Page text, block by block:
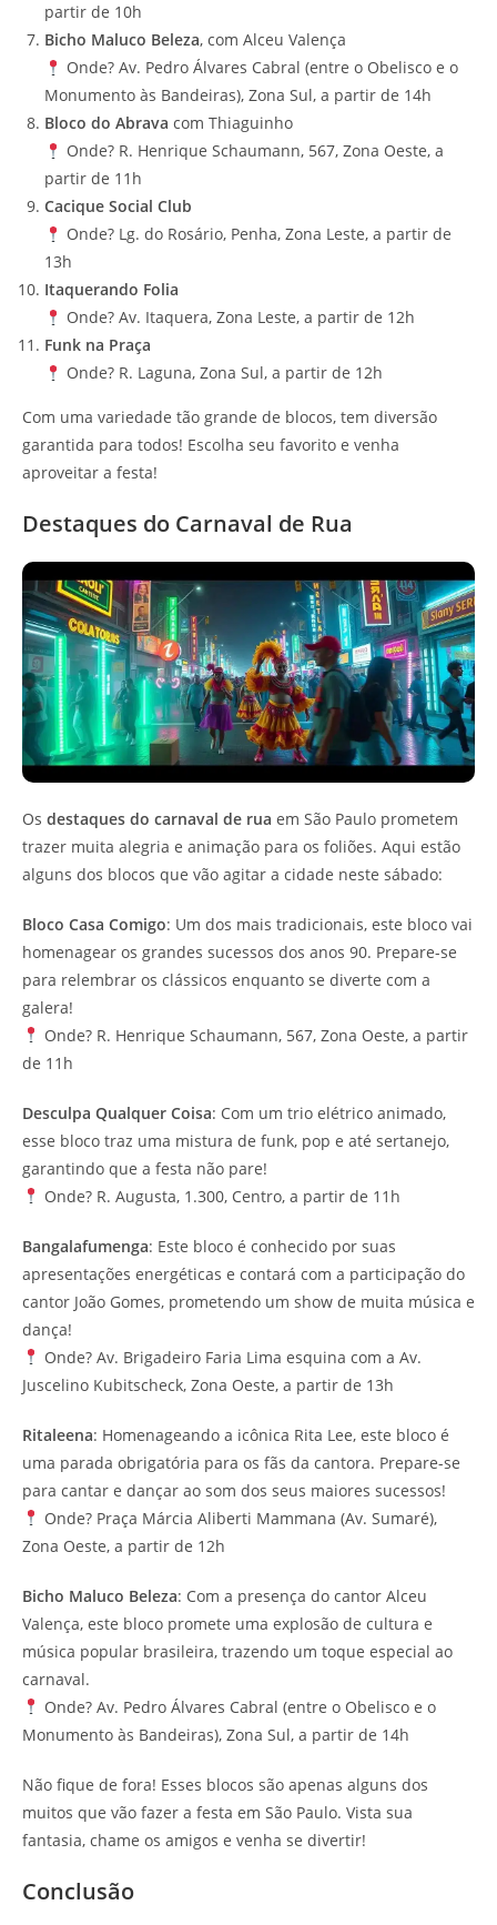
partir de 10h
Bicho Maluco Beleza, com Alceu Valença
Onde? Av. Pedro Álvares Cabral (entre o Obelisco e o
Monumento às Bandeiras), Zona Sul, a partir de 14h
Bloco do Abrava com Thiaguinho
Onde? R. Henrique Schaumann, 567, Zona Oeste, a
partir de 11h
Cacique Social Club
Onde? Lg. do Rosário, Penha, Zona Leste, a partir de
13h
Itaquerando Folia
Onde? Av. Itaquera, Zona Leste, a partir de 12h
Funk na Praça
Onde? R. Laguna, Zona Sul, a partir de 12h
Com uma variedade tão grande de blocos, tem diversão
garantida para todos! Escolha seu favorito e venha
aproveitar a festa!
Destaques do Carnaval de Rua
Os destaques do carnaval de rua em São Paulo prometem
trazer muita alegria e animação para os foliões. Aqui estão
alguns dos blocos que vão agitar a cidade neste sábado:
Bloco Casa Comigo: Um dos mais tradicionais, este bloco vai
homenagear os grandes sucessos dos anos 90. Prepare-se
para relembrar os clássicos enquanto se diverte com a
galera!
Onde? R. Henrique Schaumann, 567, Zona Oeste, a partir
de 11h
Desculpa Qualquer Coisa: Com um trio elétrico animado,
esse bloco traz uma mistura de funk, pop e até sertanejo,
garantindo que a festa não pare!
Onde? R. Augusta, 1.300, Centro, a partir de 11h
Bangalafumenga: Este bloco é conhecido por suas
apresentações energéticas e contará com a participação do
cantor João Gomes, prometendo um show de muita música e
dança!
Onde? Av. Brigadeiro Faria Lima esquina com a Av.
Juscelino Kubitscheck, Zona Oeste, a partir de 13h
Ritaleena: Homenageando a icônica Rita Lee, este bloco é
uma parada obrigatória para os fãs da cantora. Prepare-se
para cantar e dançar ao som dos seus maiores sucessos!
Onde? Praça Márcia Aliberti Mammana (Av. Sumaré),
Zona Oeste, a partir de 12h
Bicho Maluco Beleza: Com a presença do cantor Alceu
Valença, este bloco promete uma explosão de cultura e
música popular brasileira, trazendo um toque especial ao
carnaval.
Onde? Av. Pedro Álvares Cabral (entre o Obelisco e o
Monumento às Bandeiras), Zona Sul, a partir de 14h
Não fique de fora! Esses blocos são apenas alguns dos
muitos que vão fazer a festa em São Paulo. Vista sua
fantasia, chame os amigos e venha se divertir!
Conclusão